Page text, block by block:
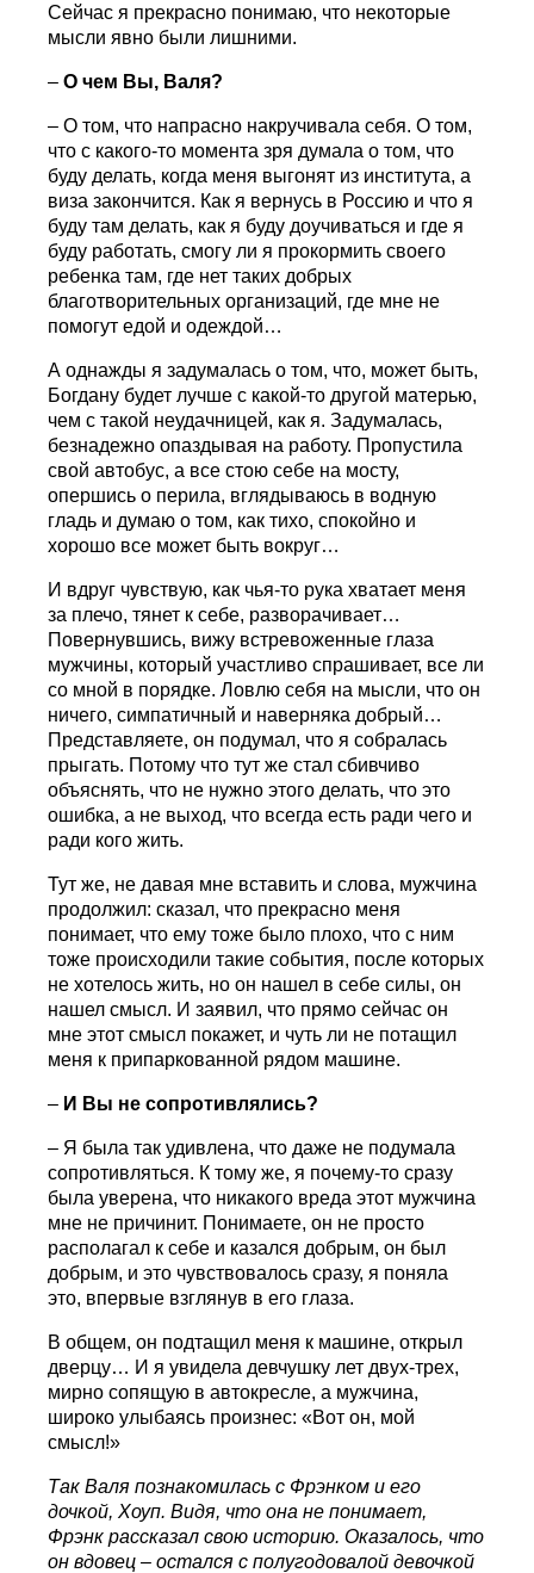
Сейчас я прекрасно понимаю, что некоторые
мысли явно были лишними.
–О чем Вы, Валя?
– О том, что напрасно накручивала себя. О том,
что с какого-то момента зря думала о том, что
буду делать, когда меня выгонят из института, а
виза закончится. Как я вернусь в Россию и что я
буду там делать, как я буду доучиваться и где я
буду работать, смогу ли я прокормить своего
ребенка там, где нет таких добрых
благотворительных организаций, где мне не
помогут едой и одеждой…
А однажды я задумалась о том, что, может быть,
Богдану будет лучше с какой-то другой матерью,
чем с такой неудачницей, как я. Задумалась,
безнадежно опаздывая на работу. Пропустила
свой автобус, а все стою себе на мосту,
опершись о перила, вглядываюсь в водную
гладь и думаю о том, как тихо, спокойно и
хорошо все может быть вокруг…
И вдруг чувствую, как чья-то рука хватает меня
за плечо, тянет к себе, разворачивает…
Повернувшись, вижу встревоженные глаза
мужчины, который участливо спрашивает, все ли
со мной в порядке. Ловлю себя на мысли, что он
ничего, симпатичный и наверняка добрый…
Представляете, он подумал, что я собралась
прыгать. Потому что тут же стал сбивчиво
объяснять, что не нужно этого делать, что это
ошибка, а не выход, что всегда есть ради чего и
ради кого жить.
Тут же, не давая мне вставить и слова, мужчина
продолжил: сказал, что прекрасно меня
понимает, что ему тоже было плохо, что с ним
тоже происходили такие события, после которых
не хотелось жить, но он нашел в себе силы, он
нашел смысл. И заявил, что прямо сейчас он
мне этот смысл покажет, и чуть ли не потащил
меня к припаркованной рядом машине.
– И Вы не сопротивлялись?
– Я была так удивлена, что даже не подумала
сопротивляться. К тому же, я почему-то сразу
была уверена, что никакого вреда этот мужчина
мне не причинит. Понимаете, он не просто
располагал к себе и казался добрым, он был
добрым, и это чувствовалось сразу, я поняла
это, впервые взглянув в его глаза.
В общем, он подтащил меня к машине, открыл
дверцу… И я увидела девчушку лет двух-трех,
мирно сопящую в автокресле, а мужчина,
широко улыбаясь произнес: «Вот он, мой
смысл!»
Так Валя познакомилась с Фрэнком и его
дочкой, Хоуп. Видя, что она не понимает,
Фрэнк рассказал свою историю. Оказалось, что
он вдовец – остался с полугодовалой девочкой